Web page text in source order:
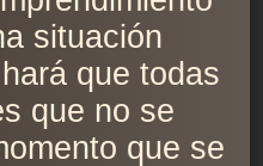
situación
que todas
que no se
que se